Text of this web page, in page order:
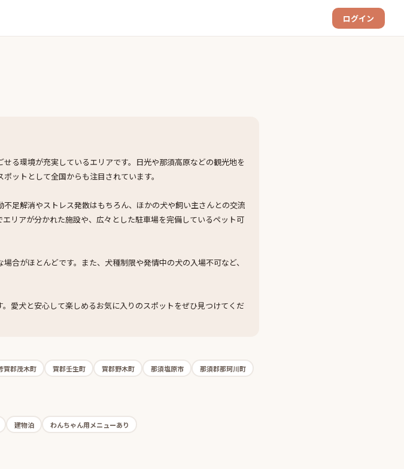
ログイン
る環境が充実しているエリアです。日光や那須高原などの観光地を
ットとして全国からも注目されています。
足解消やストレス発散はもちろん、ほかの犬や飼い主さんとの交流
リアが分かれた施設や、広々とした駐車場を完備しているペット可
合がほとんどです。また、犬種制限や発情中の犬の入場不可など、
愛犬と安心して楽しめるお気に入りのスポットをぜひ見つけてくだ
賀郡茂木町 賀郡壬生町 賀郡野木町 那須塩原市
那須郡那珂川町
建物泊 わんちゃん用メニューあり